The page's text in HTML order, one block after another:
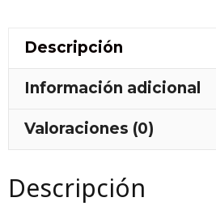
CORRECTOR
POSTURA
Descripción
Información adicional
Valoraciones (0)
Descripción